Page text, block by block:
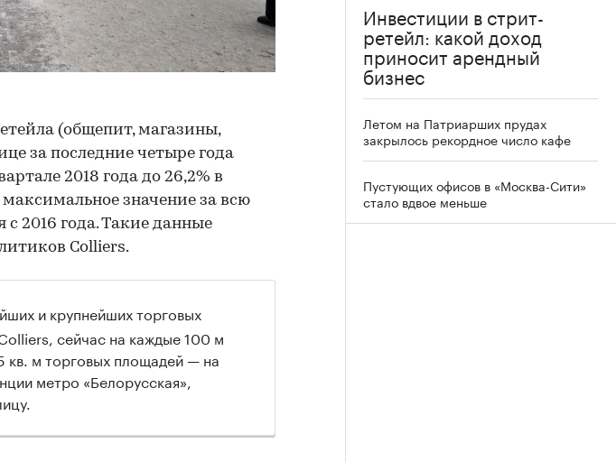
(общепит, магазины,
за последние четыре года
2018 года до 26,2% в
значение за всю
2016 года. Такие данные
Colliers.
и крупнейших торговых
сейчас на каждые 100 м
кв. м торговых площадей — на
метро «Белорусская»,
Инвестиции в стрит-
ретейл: какой доход
приносит арендный
бизнес
Летом на Патриарших прудах
закрылось рекордное число кафе
Пустующих офисов в «Москва-Сити»
стало вдвое меньше